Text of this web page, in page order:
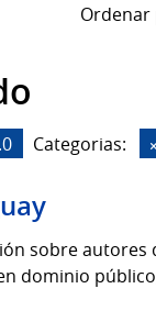
Categorias:
sobre autores
dominio